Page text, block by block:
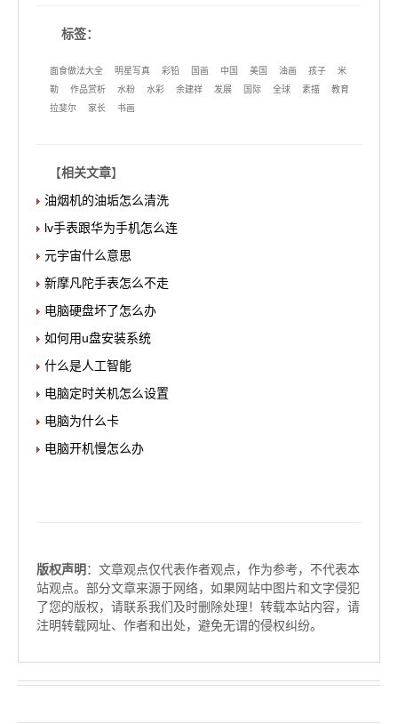
标签：
面食做法大全 明星写真 彩铅 国画 中国 美国 油画 孩子
米
勒
作品赏析 水粉 水彩 余建祥 发展 国际 全球 素描
教育
拉斐尔
家长 书画
【相关文章】
油烟机的油垢怎么清洗
lv手表跟华为手机怎么连
元宇宙什么意思
新摩凡陀手表怎么不走
电脑硬盘坏了怎么办
如何用u盘安装系统
什么是人工智能
电脑定时关机怎么设置
电脑为什么卡
电脑开机慢怎么办
版权声明 ：文章观点仅代表作者观点，作为参考，不代表本
站观点。部分文章来源于网络，如果网站中图片和文字侵犯
了您的版权，请联系我们及时删除处理！转载本站内容，请
注明转载网址、作者和出处，避免无谓的侵权纠纷。